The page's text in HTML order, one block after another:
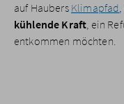
auf Haubers Klimapfad
kühlende Kraft, ein
entkommen möchten.